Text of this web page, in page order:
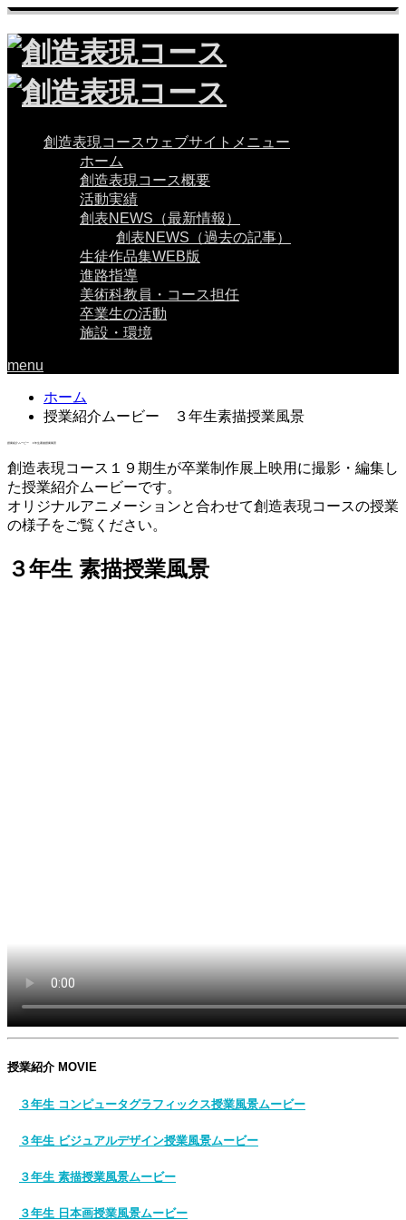
創造表現コースウェブサイトメニュー
ホーム
創造表現コース概要
活動実績
創表NEWS（最新情報）
創表NEWS（過去の記事）
生徒作品集WEB版
進路指導
美術科教員・コース担任
卒業生の活動
施設・環境
menu
ホーム
授業紹介ムービー ３年生素描授業風景
授業紹介ムービー ３年生素描授業風景
創造表現コース１９期生が卒業制作展上映用に撮影・編集し
た授業紹介ムービーです。
オリジナルアニメーションと合わせて創造表現コースの授業
の様子をご覧ください。
３年生 素描授業風景
授業紹介 MOVIE
３年生 コンピュータグラフィックス授業風景ムービー
３年生 ビジュアルデザイン授業風景ムービー
３年生 素描授業風景ムービー
３年生 日本画授業風景ムービー